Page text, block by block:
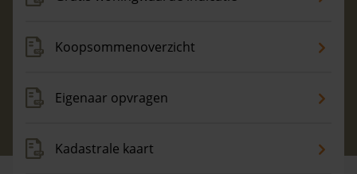
Koopsommenoverzicht
Eigenaar opvragen
Kadastrale kaart